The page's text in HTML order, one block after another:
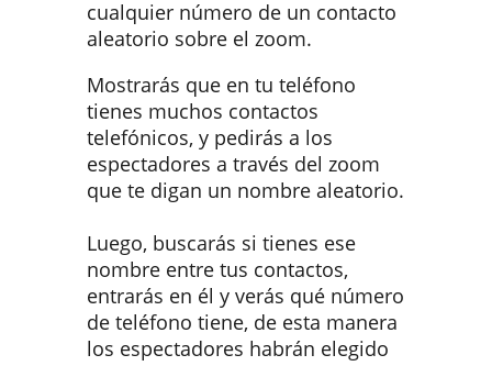
cualquier número de un contacto
aleatorio sobre el zoom.
Mostrarás que en tu teléfono
tienes muchos contactos
telefónicos, y pedirás a los
espectadores a través del zoom
que te digan un nombre aleatorio.
Luego, buscarás si tienes ese
nombre entre tus contactos,
entrarás en él y verás qué número
de teléfono tiene, de esta manera
los espectadores habrán elegido